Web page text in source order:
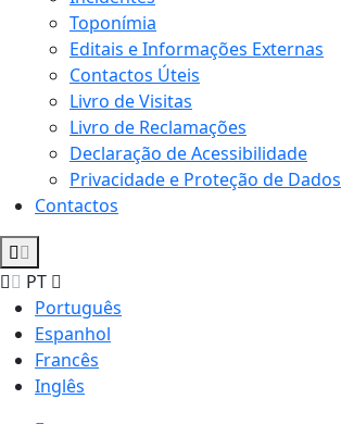
Toponímia
Editais e Informações Externas
Contactos Úteis
Livro de Visitas
Livro de Reclamações
Declaração de Acessibilidade
Privacidade e Proteção de Dados
Contactos
PT
Português
Espanhol
Francês
Inglês